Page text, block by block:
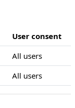
User consent
All users
All users